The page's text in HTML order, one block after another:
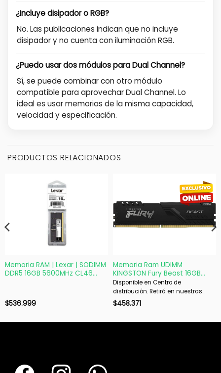
¿Incluye disipador o RGB?
No. Las publicaciones indican que no incluye
disipador y no cuenta con iluminación RGB.
¿Puedo usar dos módulos para Dual Channel?
Sí, se puede combinar con otro módulo
compatible para aprovechar Dual Channel. Lo
ideal es usar memorias de la misma capacidad,
velocidad y especificación.
PRODUCTOS RELACIONADOS
Memoria RAM | Lexar | SODIMM
DDR5 16GB 5600MHz CL46
$536.999
Memoria Ram UDIMM
KINGSTON Fury Beast 16GB
DDR4 3200 Mhz CL16 1.35V
Single Negro
Disponible en Centro de
distribución. Retirá en nuestras
sucursales en 48 hs hábiles. Si es
$458.371